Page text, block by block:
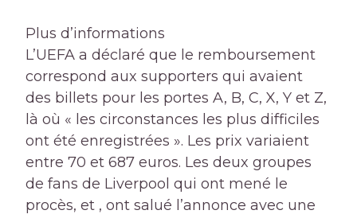
Plus d’informations
L’UEFA a déclaré que le remboursement
correspond aux supporters qui avaient
des billets pour les portes A, B, C, X, Y et Z,
là où « les circonstances les plus difficiles
ont été enregistrées ». Les prix variaient
entre 70 et 687 euros. Les deux groupes
de fans de Liverpool qui ont mené le
procès, et , ont salué l’annonce avec une